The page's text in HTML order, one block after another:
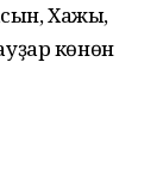
Хажы,
көнөн